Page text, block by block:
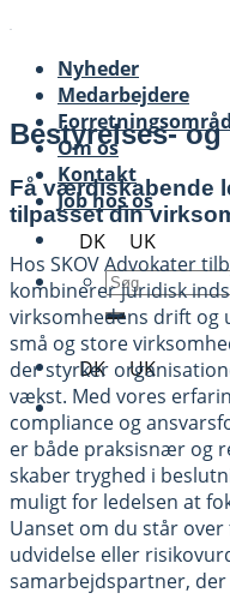
contentNyheder
Medarbejdere
Om os
Kontakt
Job hos os
DK
UK
DK UK
Bestyrelses-
Få værdiskabende
tilpasset din
Hos SKOV Advokater
kombinerer juridisk
virksomhedens drift og
små og store
der styrker
vækst. Med vores
compliance og
er både praksisnær og
skaber tryghed i
muligt for ledelsen at
Uanset om du står
udvidelse eller
samarbejdspartner,